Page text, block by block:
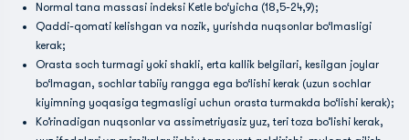
Normal tana massasi indeksi Ketle bo‘yicha (18,5-24,9);
Qaddi-qomati kelishgan va nozik, yurishda nuqsonlar bo‘lmasligi
kerak;
Orasta soch turmagi yoki shakli, erta kallik belgilari, kesilgan joylar
bo‘lmagan, sochlar tabiiy rangga ega bo‘lishi kerak (uzun sochlar
kiyimning yoqasiga tegmasligi uchun orasta turmakda bo‘lishi kerak);
Ko’rinadigan nuqsonlar va assimetriyasiz yuz, teri toza bo’lishi kerak,